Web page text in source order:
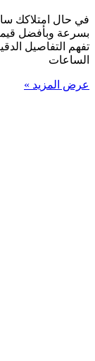
في حال امتلاكك
بسرعة وبأفضل
تفهم التفاصيل
الساعات
عرض المزيد »